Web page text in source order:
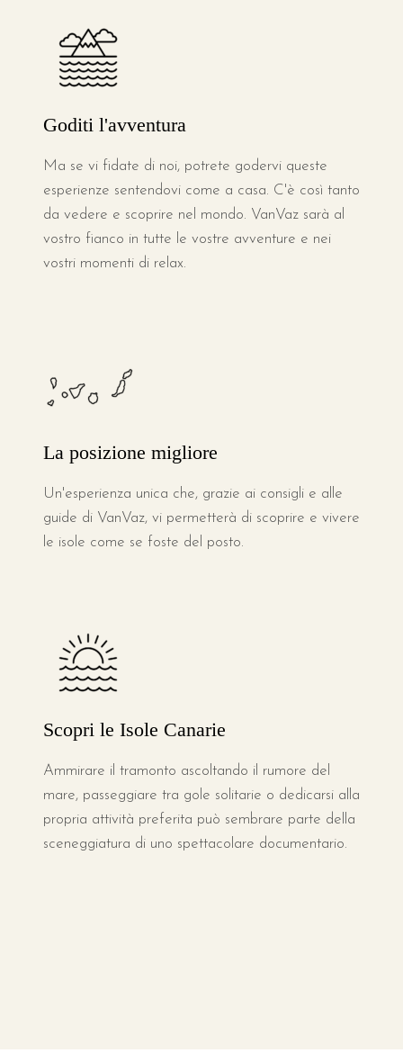
Goditi l'avventura
Ma se vi fidate di noi, potrete godervi queste
esperienze sentendovi come a casa. C'è così tanto
da vedere e scoprire nel mondo. VanVaz sarà al
vostro fianco in tutte le vostre avventure e nei
vostri momenti di relax.
La posizione migliore
Un'esperienza unica che, grazie ai consigli e alle
guide di VanVaz, vi permetterà di scoprire e vivere
le isole come se foste del posto.
Scopri le Isole Canarie
Ammirare il tramonto ascoltando il rumore del
mare, passeggiare tra gole solitarie o dedicarsi alla
propria attività preferita può sembrare parte della
sceneggiatura di uno spettacolare documentario.